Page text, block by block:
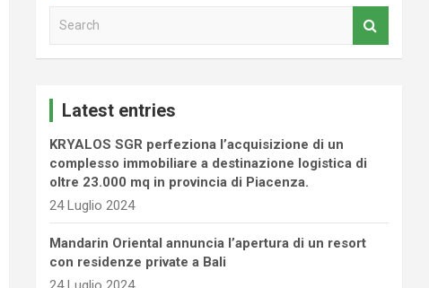
Latest entries
KRYALOS SGR perfeziona l’acquisizione di un
complesso immobiliare a destinazione logistica di
oltre 23.000 mq in provincia di Piacenza.
24 Luglio 2024
Mandarin Oriental annuncia l’apertura di un resort
con residenze private a Bali